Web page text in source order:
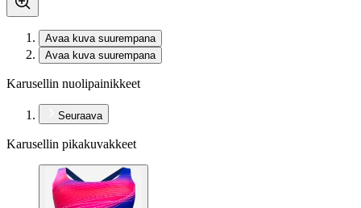
Avaa kuva suurempana
Avaa kuva suurempana
Karusellin nuolipainikkeet
Seuraava
Karusellin pikakuvakkeet